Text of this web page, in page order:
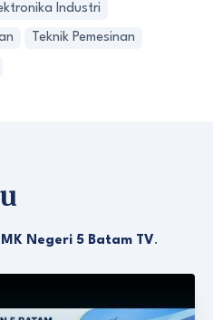
Industri
Teknik Pemesinan
Negeri 5 Batam TV.